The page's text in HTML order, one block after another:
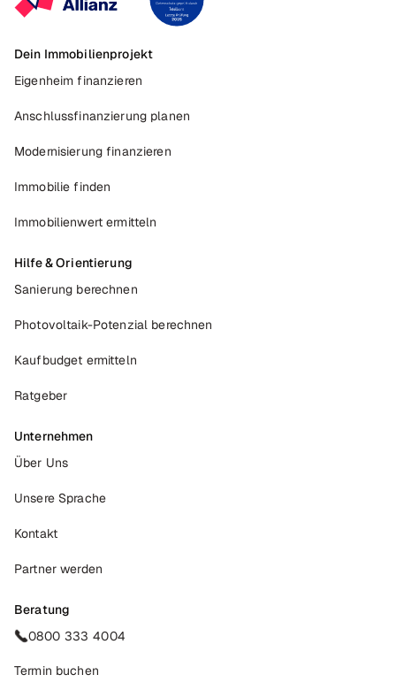
Dein Immobilienprojekt
Eigenheim finanzieren
Anschlussfinanzierung planen
Modernisierung finanzieren
Immobilie finden
Immobilienwert ermitteln
Hilfe & Orientierung
Sanierung berechnen
Photovoltaik-Potenzial berechnen
Kaufbudget ermitteln
Ratgeber
Unternehmen
Über Uns
Unsere Sprache
Kontakt
Partner werden
Beratung
0800 333 4004
Termin buchen